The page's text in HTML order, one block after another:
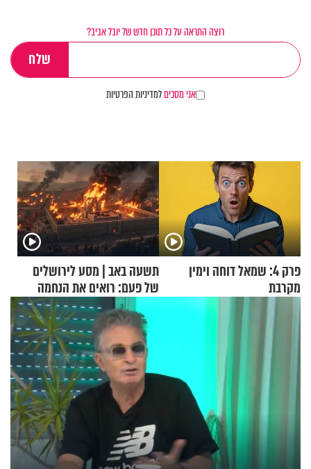
רוצה התראה על כל תוכן חדש של יובל אביב?
אני מסכיםלמדיניות הפרטיות
פרק 4: שמאל דוחה וימין
מקרבת
תשעה באב | מסע לירושלים
של פעם: רואים את הנחמה